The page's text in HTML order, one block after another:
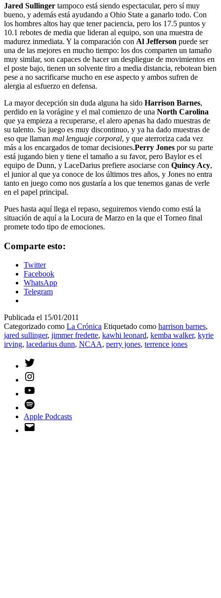
Jared Sullinger tampoco está siendo espectacular, pero sí muy
bueno, y además está ayudando a Ohio State a ganarlo todo. Con
los hombres altos hay que tener paciencia, pero los 17.5 puntos y
10.1 rebotes de media que lideran al equipo, son una muestra de
madurez inmediata. Y la comparación con Al Jefferson puede ser
una de las mejores en mucho tiempo: los dos comparten un tamaño
muy similar, son capaces de hacer un despliegue de movimientos en
el poste bajo, tienen un solvente tiro a media distancia, rebotean bien
pese a no sacrificarse mucho en ese aspecto y ambos sufren de
alergia al esfuerzo en defensa.
La mayor decepción sin duda alguna ha sido Harrison Barnes,
perdido en la vorágine y el mal comienzo de una North Carolina
que ya empieza a recuperarse, el alero apenas ha dado muestras de
su talento. Su juego es muy discontinuo, y ya ha dado muestras de
eso que llaman mal lenguaje corporal, y que aterroriza cada vez
más a los encargados de tomar decisiones.Perry Jones por su parte
está jugando bien y tiene el tamaño a su favor, pero Baylor es el
equipo de Dunn, y LaceDarius prefiere asociarse con Quincy Acy,
el junior al que ya conoce de los últimos tres años, y Jones no entra
tanto en juego como nos gustaría a los que tenemos ganas de verle
en el papel principal.
Pues hasta aquí llega el repaso, seguiremos viendo como está la
situación de aquí a la Locura de Marzo en la que el Torneo final
promete todo tipo de emociones.
Comparte esto:
Twitter
Facebook
WhatsApp
Telegram
Publicada el 15/01/2011
Categorizado como La Crónica Etiquetado como harrison barnes,
jared sullinger, jimmer fredette, kawhi leonard, kemba walker, kyrie
irving, lacedarius dunn, NCAA, perry jones, terrence jones
Apple Podcasts